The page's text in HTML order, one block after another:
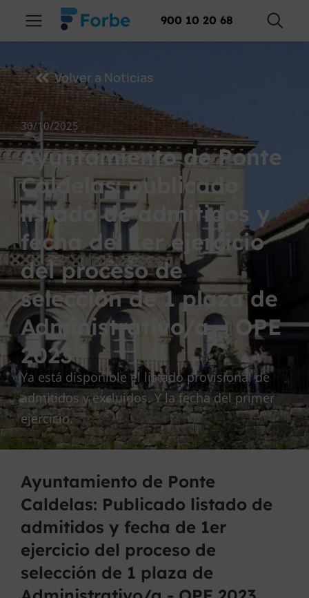
900 10 20 68
Volver a Noticias
30/10/2025
Ayuntamiento de Ponte
Caldelas: publicado
listado de admitidos y
fecha del 1er ejercicio
del proceso de
selección de 1 plaza de
Administrativo/a – OPE
2023
Ya está disponible el listado provisional de
admitidos y excluidos. Y la fecha del primer
ejercicio.
Ayuntamiento de Ponte
Caldelas: Publicado listado de
admitidos y fecha de 1er
ejercicio del proceso de
selección de 1 plaza de